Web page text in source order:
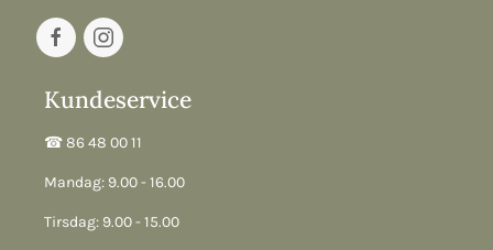
Kundeservice
☎︎ 86 48 00 11
Mandag: 9.00 - 16.00
Tirsdag: 9.00 - 15.00